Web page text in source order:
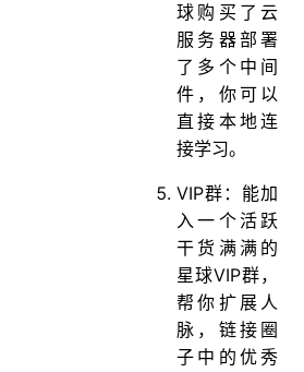
球购买了云
服务器部署
了多个中间
件，你可以
直接本地连
接学习。
VIP群：能加
入一个活跃
干货满满的
星球VIP群，
帮你扩展人
脉，链接圈
子中的优秀